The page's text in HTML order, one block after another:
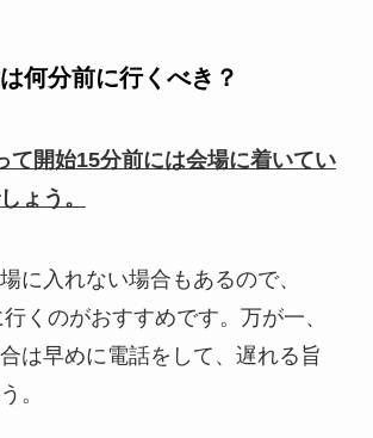
何分前に行くべき？
て開始15分前には会場に着いてい
ょう。
に入れない場合もあるので、
くのがおすすめです。万が一、
は早めに電話をして、遅れる旨
。